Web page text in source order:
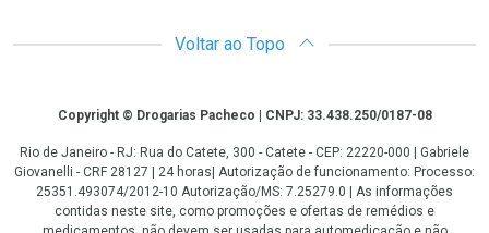
Voltar ao Topo
CopyrightCopyright © Drogarias Pacheco | CNPJ: 33.438.250/0187-08
Rio de Janeiro - RJ: Rua do Catete, 300 - Catete - CEP: 22220-000 | Gabriele
Giovanelli - CRF 28127 | 24 horas| Autorização de funcionamento: Processo:
25351.493074/2012-10 Autorização/MS: 7.25279.0 | As informações
contidas neste site, como promoções e ofertas de remédios e